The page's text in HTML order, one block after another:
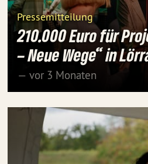
Pressemitteilung
210.000 Euro für
– Neue Wege“ in
— vor 3 Monaten